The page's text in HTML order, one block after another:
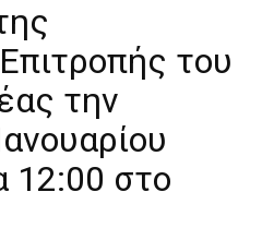
του
την
12:00 στο